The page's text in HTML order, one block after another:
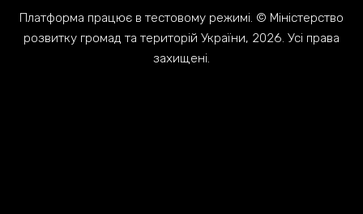
Платформа працює в тестовому режимі. © Міністерство
розвитку громад та територій України, 2026. Усі права
захищені.